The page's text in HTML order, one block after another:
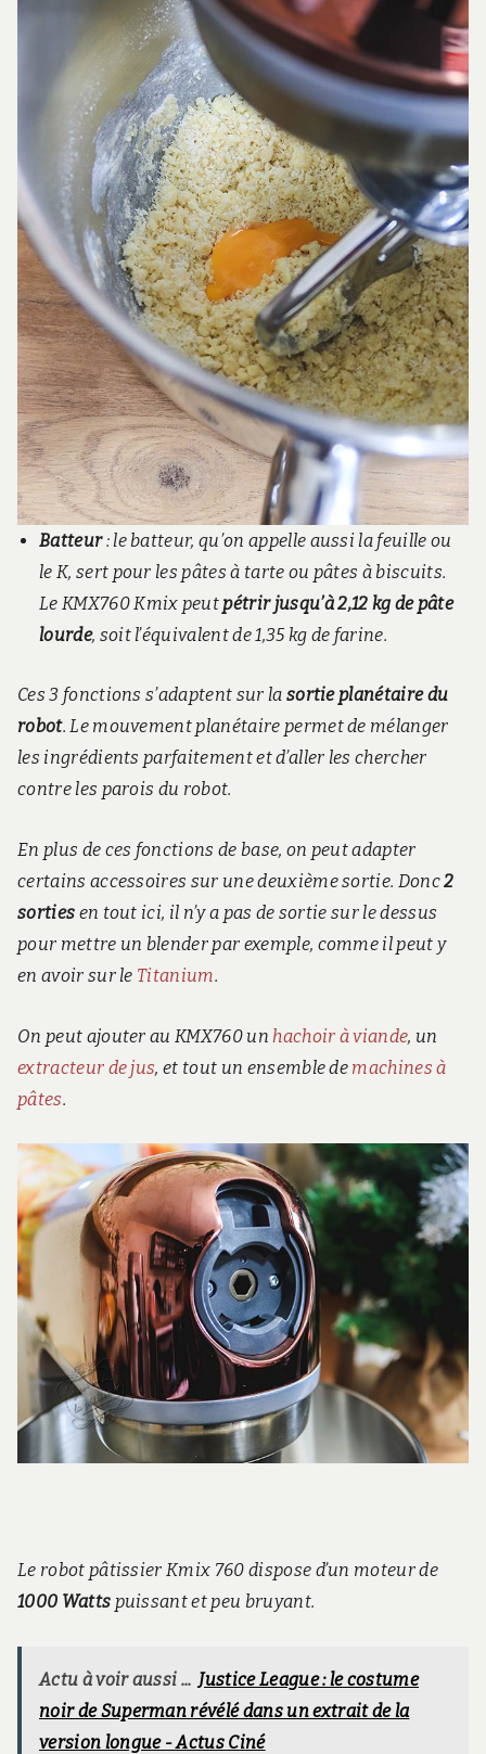
Batteur: le batteur, qu’on appelle aussi la feuille ou
le K, sert pour les pâtes à tarte ou pâtes à biscuits.
Le KMX760 Kmix peut pétrir jusqu’à 2,12 kg de pâte
lourde, soit l’équivalent de 1,35 kg de farine.
Ces 3 fonctions s’adaptent sur la sortie planétaire du
robot. Le mouvement planétaire permet de mélanger
les ingrédients parfaitement et d’aller les chercher
contre les parois du robot.
En plus de ces fonctions de base, on peut adapter
certains accessoires sur une deuxième sortie. Donc2
sorties en tout ici, il n’y a pas de sortie sur le dessus
pour mettre un blender par exemple, comme il peut y
en avoir sur le Titanium.
On peut ajouter au KMX760 un hachoir à viande, un
extracteur de jus, et tout un ensemble de machines à
pâtes.
Le robot pâtissier Kmix 760 dispose d’un moteur de
1000 Watts puissant et peu bruyant.
Actu à voir aussi ... Justice League : le costume
noir de Superman révélé dans un extrait de la
version longue - Actus Ciné